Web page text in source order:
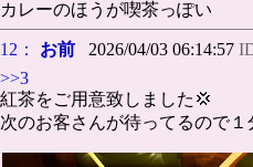
カレーのほうが喫茶っぽい
12： お前 2026/04/03 06:14:57
>>3
紅茶をご用意致しました💢
次のお客さんが待ってるので